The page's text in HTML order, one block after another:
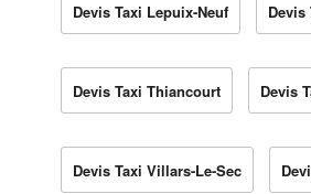
Devis Taxi Lepuix-Neuf Devis
Devis Taxi Thiancourt Devis
Devis Taxi Villars-Le-Sec